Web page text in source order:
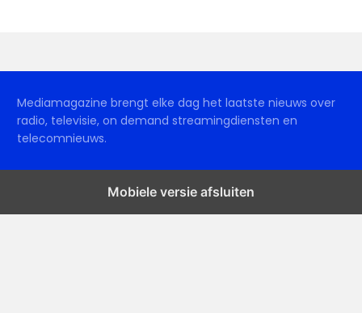
Mediamagazine brengt elke dag het laatste nieuws over
radio, televisie, on demand streamingdiensten en
telecomnieuws.
Mobiele versie afsluiten